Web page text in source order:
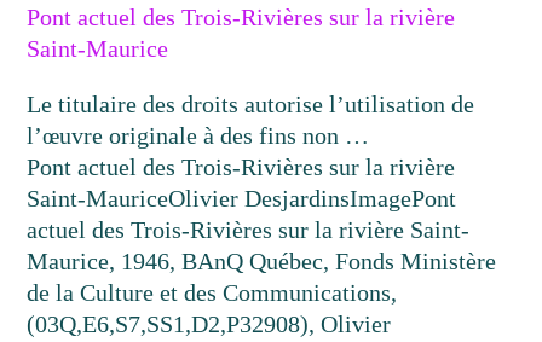
Pont actuel des Trois-Rivières sur la rivière
Saint-Maurice
Le titulaire des droits autorise l’utilisation de
l’œuvre originale à des fins non …
Pont actuel des Trois-Rivières sur la rivière
Saint-MauriceOlivier DesjardinsImagePont
actuel des Trois-Rivières sur la rivière Saint-
Maurice, 1946, BAnQ Québec, Fonds Ministère
de la Culture et des Communications,
(03Q,E6,S7,SS1,D2,P32908), Olivier